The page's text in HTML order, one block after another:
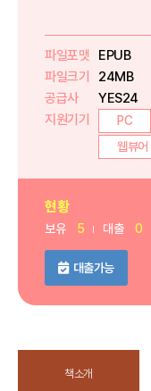
파일포맷
EPUB
파일크기
24MB
공급사
YES24
지원기기
PC
웹뷰어
현황
보유 5 대출 0
대출가능
책소개